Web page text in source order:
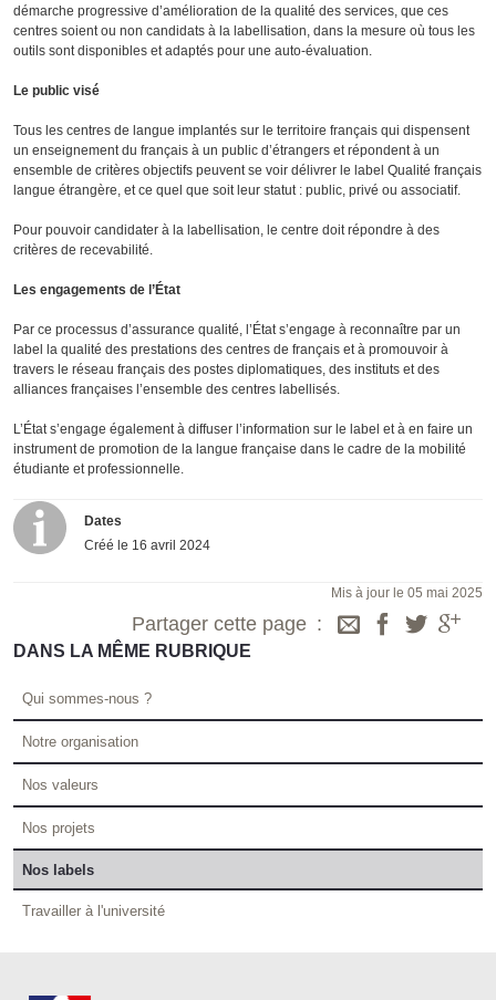
démarche progressive d’amélioration de la qualité des services, que ces
centres soient ou non candidats à la labellisation, dans la mesure où tous les
outils sont disponibles et adaptés pour une auto-évaluation.
Le public visé
Tous les centres de langue implantés sur le territoire français qui dispensent
un enseignement du français à un public d’étrangers et répondent à un
ensemble de critères objectifs peuvent se voir délivrer le label Qualité français
langue étrangère, et ce quel que soit leur statut : public, privé ou associatif.
Pour pouvoir candidater à la labellisation, le centre doit répondre à des
critères de recevabilité.
Les engagements de l’État
Par ce processus d’assurance qualité, l’État s’engage à reconnaître par un
label la qualité des prestations des centres de français et à promouvoir à
travers le réseau français des postes diplomatiques, des instituts et des
alliances françaises l’ensemble des centres labellisés.
L’État s’engage également à diffuser l’information sur le label et à en faire un
instrument de promotion de la langue française dans le cadre de la mobilité
étudiante et professionnelle.
Dates
Créé le 16 avril 2024
Mis à jour le 05 mai 2025
Partager cette page
DANS LA MÊME RUBRIQUE
Qui sommes-nous ?
Notre organisation
Nos valeurs
Nos projets
Nos labels
Travailler à l'université